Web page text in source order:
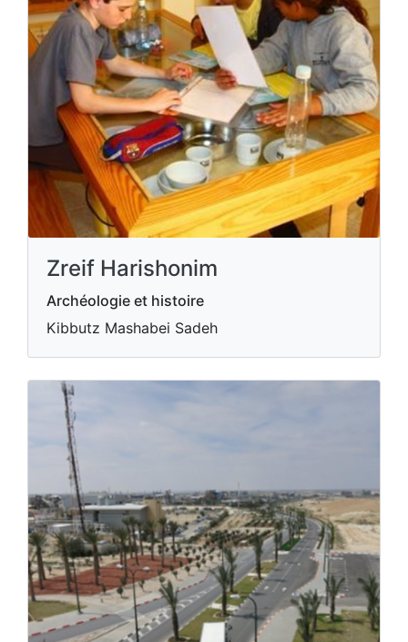
Zreif Harishonim
Archéologie et histoire
Kibbutz Mashabei Sadeh